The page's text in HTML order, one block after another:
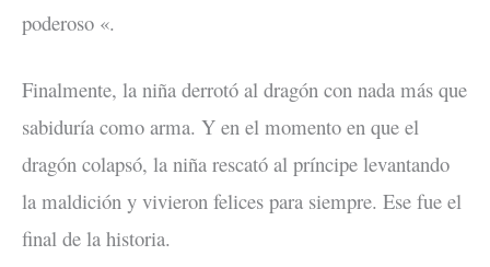
poderoso «.
Finalmente, la niña derrotó al dragón con nada más que
sabiduría como arma. Y en el momento en que el
dragón colapsó, la niña rescató al príncipe levantando
la maldición y vivieron felices para siempre. Ese fue el
final de la historia.